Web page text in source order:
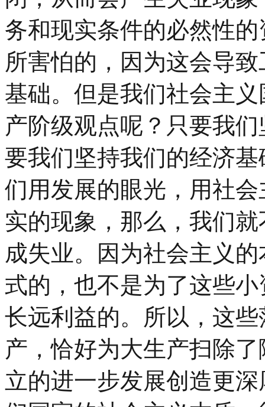
务和现实条件的必然性
所害怕的，因为这会导
基础。但是我们社会主
产阶级观点呢？只要我
要我们坚持我们的经济
们用发展的眼光，用社
实的现象，那么，我们
成失业。因为社会主义
式的，也不是为了这些
长远利益的。所以，这
产，恰好为大生产扫除
立的进一步发展创造更